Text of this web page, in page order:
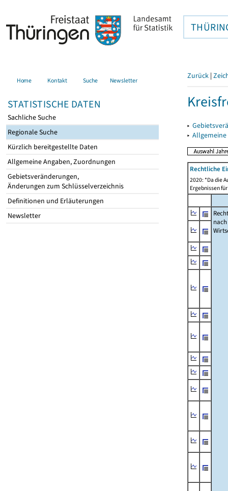
Home Kontakt Suche Newsletter
STATISTISCHE DATEN
Sachliche Suche
Regionale Suche
Kürzlich bereitgestellte Daten
Allgemeine Angaben, Zuordnungen
Gebietsveränderungen,
Änderungen zum Schlüsselverzeichnis
Definitionen und Erläuterungen
Newsletter
Zurück |
▸
▸
Rechtliche
2020: *Da die
Ergebnissen